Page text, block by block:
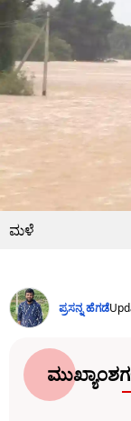
ಮಳೆ
ಪ್ರಸನ್ನ ಹೆಗಡೆ